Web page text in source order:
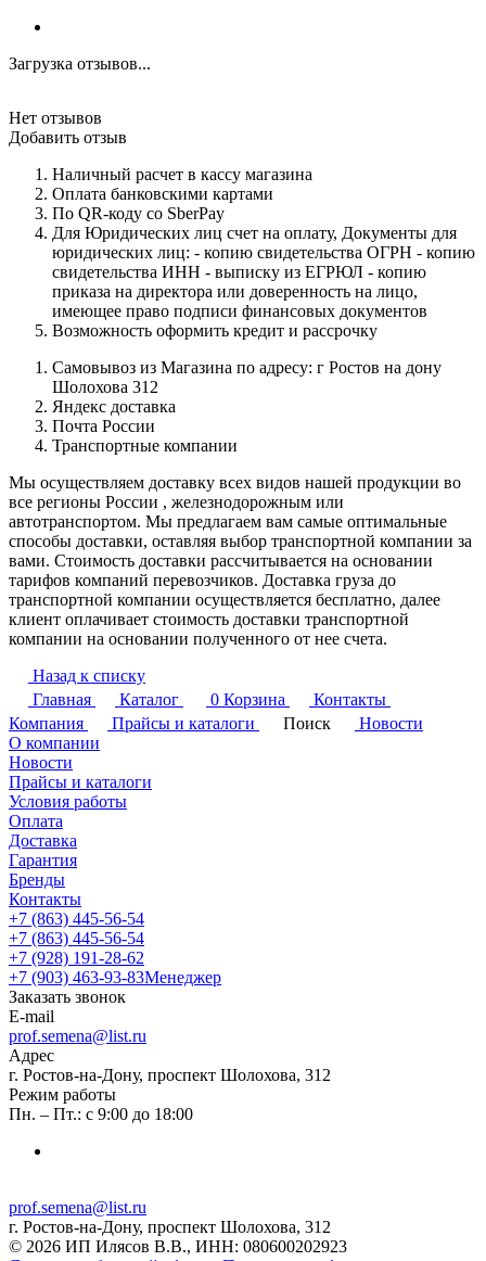
Загрузка отзывов...
Нет отзывов
Добавить отзыв
Наличный расчет в кассу магазина
Оплата банковскими картами
По QR-коду со SberPay
Для Юридических лиц счет на оплату, Документы для
юридических лиц: - копию свидетельства ОГРН - копию
свидетельства ИНН - выписку из ЕГРЮЛ - копию
приказа на директора или доверенность на лицо,
имеющее право подписи финансовых документов
Возможность оформить кредит и рассрочку
Самовывоз из Магазина по адресу: г Ростов на дону
Шолохова 312
Яндекс доставка
Почта России
Транспортные компании
Мы осуществляем доставку всех видов нашей продукции во
все регионы России , железнодорожным или
автотранспортом. Мы предлагаем вам самые оптимальные
способы доставки, оставляя выбор транспортной компании за
вами. Стоимость доставки рассчитывается на основании
тарифов компаний перевозчиков. Доставка груза до
транспортной компании осуществляется бесплатно, далее
клиент оплачивает стоимость доставки транспортной
компании на основании полученного от нее счета.
Назад к списку
Главная
Каталог 0 Корзина
Контакты
Компания
Прайсы и каталоги Поиск
Новости
О компании
Новости
Прайсы и каталоги
Условия работы
Оплата
Доставка
Гарантия
Бренды
Контакты
+7 (863) 445-56-54
+7 (863) 445-56-54
+7 (928) 191-28-62
+7 (903) 463-93-83Менеджер
Заказать звонок
E-mail
prof.semena@list.ru
Адрес
г. Ростов-на-Дону, проспект Шолохова, 312
Режим работы
Пн. – Пт.: с 9:00 до 18:00
prof.semena@list.ru
г. Ростов-на-Дону, проспект Шолохова, 312
© 2026 ИП Илясов В.В., ИНН: 080600202923